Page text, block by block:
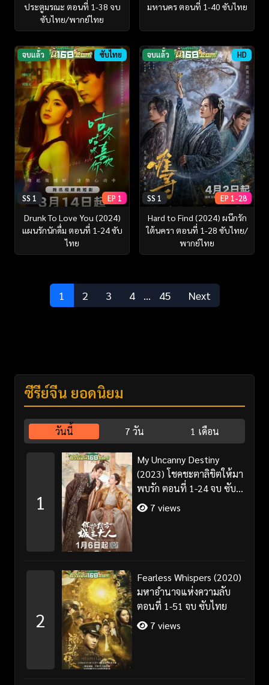
ประตูมรณะ ตอนที่ 1-38 จบ
ซับไทย/พากย์ไทย
มหานคร ตอนที่ 1-40 ซับไทย
จบแล้ว ซับไทย
SS 1 EP 1
Drunk To Love You (2024)
แผนรักนักดื่ม ตอนที่ 1-24 ซับ
ไทย
จบแล้ว HD
SS 1 EP 1-28
Hard to Find (2024) ผนึกรัก
ใต้นครา ตอนที่ 1-28 ซับไทย/
พากย์ไทย
1 2 3 4 … 45 Next
ซีรี่ย์จีน ยอดนิยม
วันนี้ 7 วัน 1 เดือน
1
My Uncanny Destiny
(2023) โชคชะตาลิขิตให้มา
พบรัก ตอนที่ 1-24 จบ ซับ
ไทย/พากย์ไทย
7 views
2
Fearless Whispers (2020)
มหาอำนาจแห่งความลับ
ตอนที่ 1-51 จบ ซับไทย
7 views